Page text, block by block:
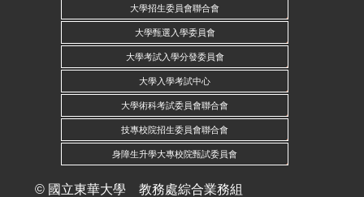
大學招生委員會聯合會
大學甄選入學委員會
大學考試入學分發委員會
大學入學考試中心
大學術科考試委員會聯合會
技專校院招生委員會聯合會
身障生升學大專校院甄試委員會
© 國立東華大學 教務處綜合業務組